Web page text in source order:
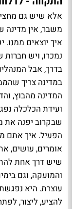
אלא שיש גם
משבר, אין
איך יוצאים
נמכרו, ויש
בדרך, אבל
במדינה צריך
המדינה מהבוץ,
ועידת הכלכלה
שבקרוב יפנה את
הפעיל. איך אתם
אומרים, עושים,
שיש דרך אחת
והמועקה, וגם
עוצרת. היא
להציע, ליצור,